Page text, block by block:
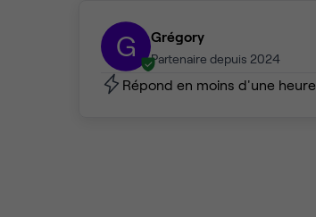
G Grégory
Partenaire depuis 2024
Répond en moins d'une heure